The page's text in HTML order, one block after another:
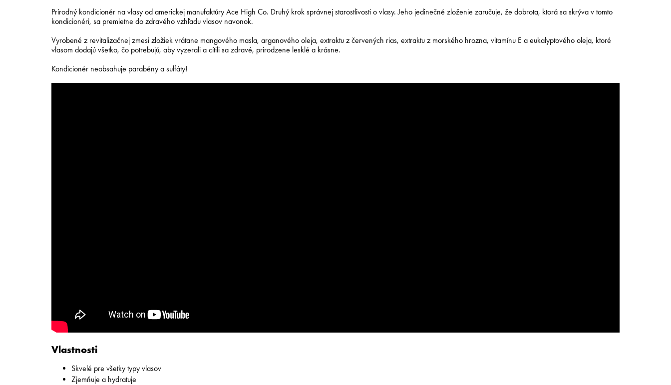
Prírodný kondicionér na vlasy od americkej manufaktúry Ace High Co. Druhý krok správnej starostlivosti o vlasy. Jeho jedinečné zloženie zaručuje, že dobrota, ktorá sa skrýva v tomto
kondicionéri, sa premietne do zdravého vzhľadu vlasov navonok.
Vyrobené z revitalizačnej zmesi zložiek vrátane mangového masla, arganového oleja, extraktu z červených rias, extraktu z morského hrozna, vitamínu E a eukalyptového oleja, ktoré
vlasom dodajú všetko, čo potrebujú, aby vyzerali a cítili sa zdravé, prirodzene lesklé a krásne.
Kondicionér neobsahuje parabény a sulfáty!
Vlastnosti
Skvelé pre všetky typy vlasov
Zjemňuje a hydratuje